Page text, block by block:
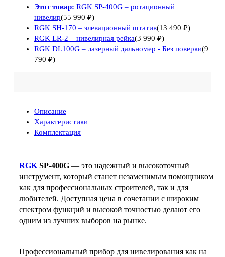
Этот товар: RGK SP-400G – ротационный
нивелир(55 990 ₽)
RGK SH-170 – элевационный штатив(13 490 ₽)
RGK LR-2 – нивелирная рейка(3 990 ₽)
RGK DL100G – лазерный дальномер - Без поверки(9
790 ₽)
Описание
Характеристики
Комплектация
RGKSP-400G — это надежный и высокоточный
инструмент, который станет незаменимым помощником
как для профессиональных строителей, так и для
любителей. Доступная цена в сочетании с широким
спектром функций и высокой точностью делают его
одним из лучших выборов на рынке.
Профессиональный прибор для нивелирования как на